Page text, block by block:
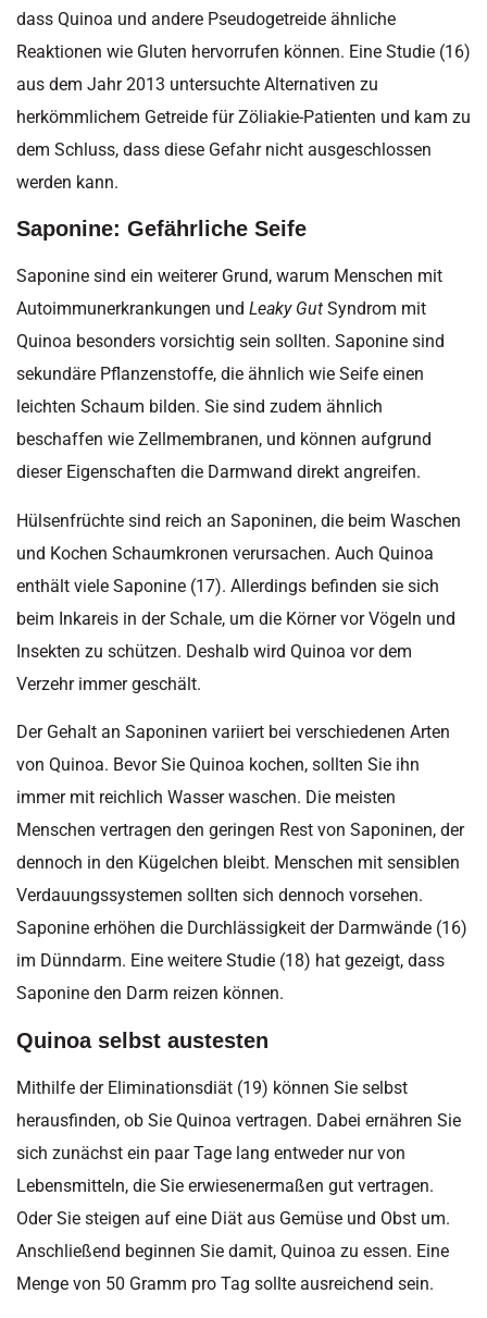
dass Quinoa und andere Pseudogetreide ähnliche
Reaktionen wie Gluten hervorrufen können. Eine Studie (16)
aus dem Jahr 2013 untersuchte Alternativen zu
herkömmlichem Getreide für Zöliakie-Patienten und kam zu
dem Schluss, dass diese Gefahr nicht ausgeschlossen
werden kann.
Saponine: Gefährliche Seife
Saponine sind ein weiterer Grund, warum Menschen mit
Autoimmunerkrankungen und Leaky Gut Syndrom mit
Quinoa besonders vorsichtig sein sollten. Saponine sind
sekundäre Pflanzenstoffe, die ähnlich wie Seife einen
leichten Schaum bilden. Sie sind zudem ähnlich
beschaffen wie Zellmembranen, und können aufgrund
dieser Eigenschaften die Darmwand direkt angreifen.
Hülsenfrüchte sind reich an Saponinen, die beim Waschen
und Kochen Schaumkronen verursachen. Auch Quinoa
enthält viele Saponine (17). Allerdings befinden sie sich
beim Inkareis in der Schale, um die Körner vor Vögeln und
Insekten zu schützen. Deshalb wird Quinoa vor dem
Verzehr immer geschält.
Der Gehalt an Saponinen variiert bei verschiedenen Arten
von Quinoa. Bevor Sie Quinoa kochen, sollten Sie ihn
immer mit reichlich Wasser waschen. Die meisten
Menschen vertragen den geringen Rest von Saponinen, der
dennoch in den Kügelchen bleibt. Menschen mit sensiblen
Verdauungssystemen sollten sich dennoch vorsehen.
Saponine erhöhen die Durchlässigkeit der Darmwände (16)
im Dünndarm. Eine weitere Studie (18) hat gezeigt, dass
Saponine den Darm reizen können.
Quinoa selbst austesten
Mithilfe der Eliminationsdiät (19) können Sie selbst
herausfinden, ob Sie Quinoa vertragen. Dabei ernähren Sie
sich zunächst ein paar Tage lang entweder nur von
Lebensmitteln, die Sie erwiesenermaßen gut vertragen.
Oder Sie steigen auf eine Diät aus Gemüse und Obst um.
Anschließend beginnen Sie damit, Quinoa zu essen. Eine
Menge von 50 Gramm pro Tag sollte ausreichend sein.